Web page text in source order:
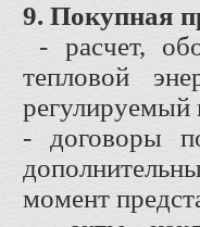
9. Покупная
- расчет,
тепловой
регулируемый
- договоры
момент